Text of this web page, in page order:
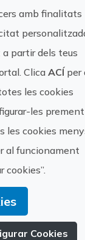
amb finalitats
a partir dels teus
ClicaACÍper
les cookies
les prement
les cookies
al funcionament
cookies”.
Cookies